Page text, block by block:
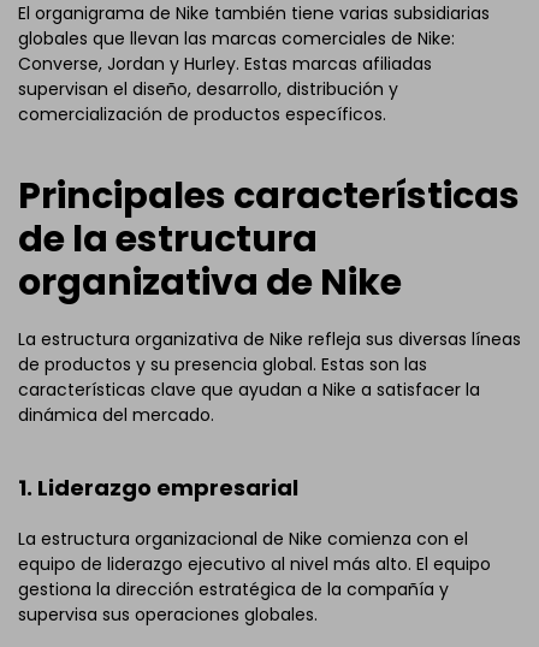
El organigrama de Nike también tiene varias subsidiarias
globales que llevan las marcas comerciales de Nike:
Converse, Jordan y Hurley. Estas marcas afiliadas
supervisan el diseño, desarrollo, distribución y
comercialización de productos específicos.
Principales características
de la estructura
organizativa de Nike
La estructura organizativa de Nike refleja sus diversas líneas
de productos y su presencia global. Estas son las
características clave que ayudan a Nike a satisfacer la
dinámica del mercado.
1. Liderazgo empresarial
La estructura organizacional de Nike comienza con el
equipo de liderazgo ejecutivo al nivel más alto. El equipo
gestiona la dirección estratégica de la compañía y
supervisa sus operaciones globales.